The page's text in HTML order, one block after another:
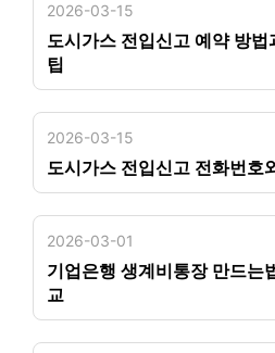
2026-03-15
도시가스 전입신고 예약 방법
팁
2026-03-15
도시가스 전입신고 전화번호
2026-03-01
기업은행 생계비통장 만드는
교